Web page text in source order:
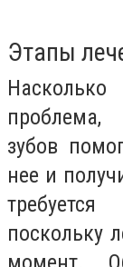
Этапы
проблема,
зубов
нее и
поскольку